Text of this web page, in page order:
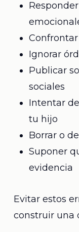
Ignorar
Publicar
sociales
Intentar
tu hijo
Borrar o
Suponer
evidencia
Evitar estos
construir una